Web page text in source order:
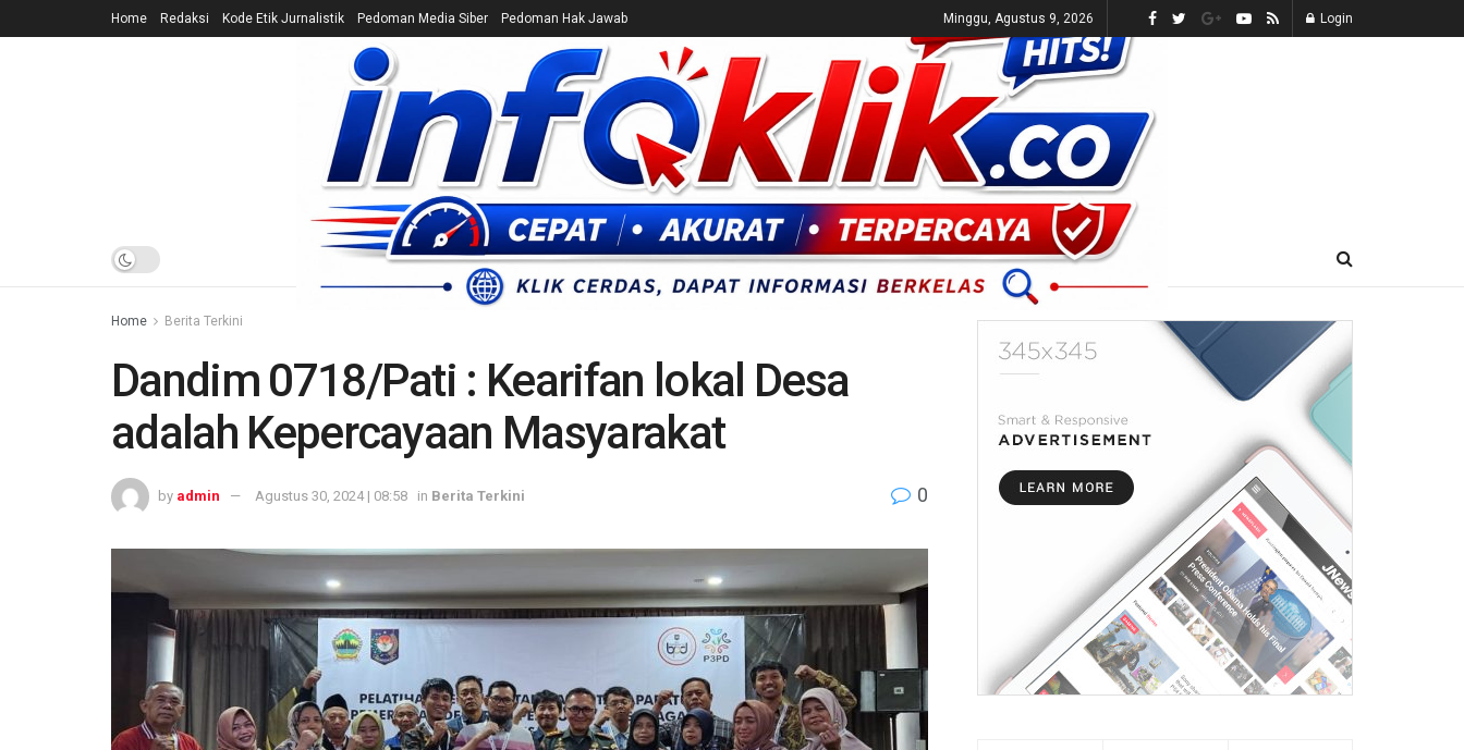
Home Redaksi Kode Etik Jurnalistik Pedoman Media Siber Pedoman Hak Jawab Minggu, Agustus 9, 2026 Login
HOME NEWS CEK FAKTA ENTERTAINMENT BREAKING NEWS UMUM E-KORAN LIVE TV
Home Berita Terkini
Dandim 0718/Pati : Kearifan lokal Desa
adalah Kepercayaan Masyarakat
by admin Agustus 30, 2024 | 08:58 in Berita Terkini 0